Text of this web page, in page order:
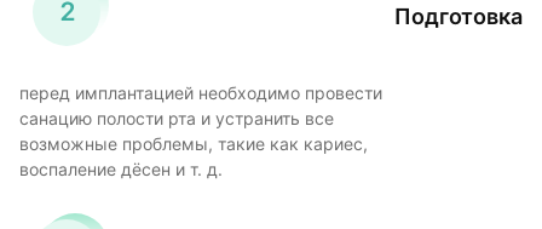
Подготовка
перед имплантацией необходимо провести
санацию полости рта и устранить все
возможные проблемы, такие как кариес,
воспаление дёсен и т. д.